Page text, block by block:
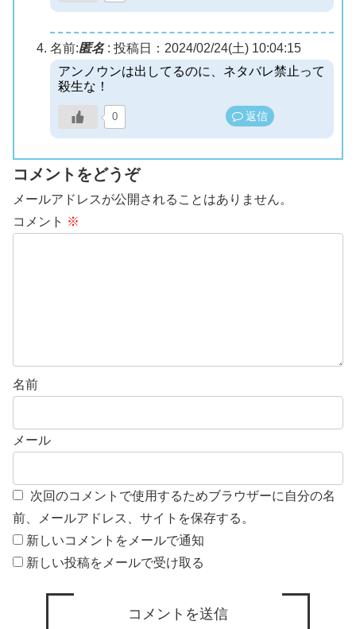
名前:匿名: 投稿日：2024/02/24(土) 10:04:15
アンノウンは出してるのに、ネタバレ禁止って
殺生な！
0 返信
コメントをどうぞ
メールアドレスが公開されることはありません。
コメント ※
名前
メール
次回のコメントで使用するためブラウザーに自分の名
前、メールアドレス、サイトを保存する。
新しいコメントをメールで通知
新しい投稿をメールで受け取る